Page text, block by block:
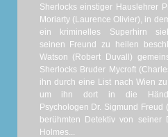
Sherlocks einstiger Hauslehrer
Moriarty (Laurence Olivier), in
ein kriminelles Superhirn
seinen Freund zu heilen
Watson (Robert Duvall)
Sherlocks Bruder Mycroft
ihn durch eine List nach Wien
um ihn dort in die
Psychologen Dr. Sigmund
berühmten Detektiv von
Holmes...